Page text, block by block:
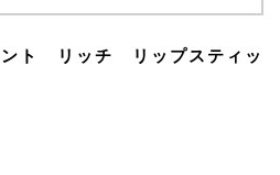
ト リッチ リップスティッ